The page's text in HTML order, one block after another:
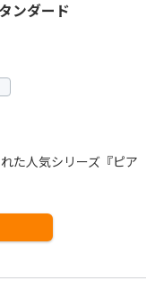
ンダード
た人気シリーズ『ピア